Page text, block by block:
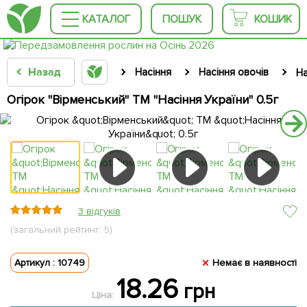
КАТАЛОГ ПОШУК КОШИК
Назад Насіння Насіння овочів
Огірок "Вірменський" ТМ "Насіння України" 0.5г
3 відгуків
(загальний рейтинг: 5)
Артикул : 10749 Немає в наявності
Ціна: 18.26грн